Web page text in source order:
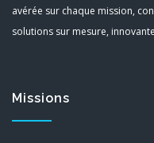
avérée sur chaque mission,
solutions sur mesure,
Missions